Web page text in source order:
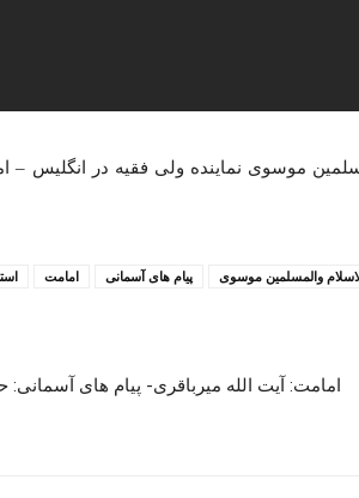
حجت الاسلام والمسلمین موسوی نماینده ولی فقیه در
امامت پیام های آسمانی والمسلمین موسوی
امامت: آیت الله میرباقری- پیام های